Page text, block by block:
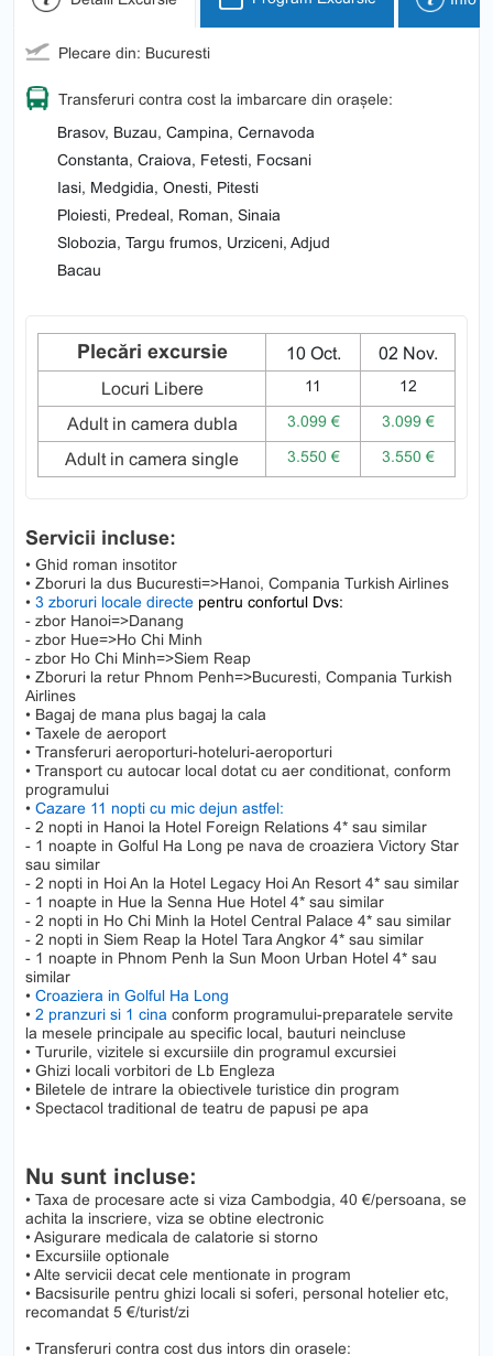
Plecare din: Bucuresti
Transferuri contra cost la imbarcare din orașele:
Brasov, Buzau, Campina, Cernavoda
Constanta, Craiova, Fetesti, Focsani
Iasi, Medgidia, Onesti, Pitesti
Ploiesti, Predeal, Roman, Sinaia
Slobozia, Targu frumos, Urziceni, Adjud
Bacau
Plecări excursie 10 Oct.
02 Nov.
Locuri Libere
11 12
Adult in camera dubla 3.099 € 3.099 €
Adult in camera single 3.550 € 3.550 €
Servicii incluse:
• Ghid roman insotitor
• Zboruri la dus Bucuresti=>Hanoi, Compania Turkish Airlines
• 3 zboruri locale directe pentru confortul Dvs:
- zbor Hanoi=>Danang
- zbor Hue=>Ho Chi Minh
- zbor Ho Chi Minh=>Siem Reap
• Zboruri la retur Phnom Penh=>Bucuresti, Compania Turkish
Airlines
• Bagaj de mana plus bagaj la cala
• Taxele de aeroport
• Transferuri aeroporturi-hoteluri-aeroporturi
• Transport cu autocar local dotat cu aer conditionat, conform
programului
• Cazare 11 nopti cu mic dejun astfel:
- 2 nopti in Hanoi la Hotel Foreign Relations 4* sau similar
- 1 noapte in Golful Ha Long pe nava de croaziera Victory Star
sau similar
- 2 nopti in Hoi An la Hotel Legacy Hoi An Resort 4* sau similar
- 1 noapte in Hue la Senna Hue Hotel 4* sau similar
- 2 nopti in Ho Chi Minh la Hotel Central Palace 4* sau similar
- 2 nopti in Siem Reap la Hotel Tara Angkor 4* sau similar
- 1 noapte in Phnom Penh la Sun Moon Urban Hotel 4* sau
similar
• Croaziera in Golful Ha Long
• 2 pranzuri si 1 cina conform programului-preparatele servite
la mesele principale au specific local, bauturi neincluse
• Tururile, vizitele si excursiile din programul excursiei
• Ghizi locali vorbitori de Lb Engleza
• Biletele de intrare la obiectivele turistice din program
• Spectacol traditional de teatru de papusi pe apa
Nu sunt incluse:
• Taxa de procesare acte si viza Cambodgia, 40 €/persoana, se
achita la inscriere, viza se obtine electronic
• Asigurare medicala de calatorie si storno
• Excursiile optionale
• Alte servicii decat cele mentionate in program
• Bacsisurile pentru ghizi locali si soferi, personal hotelier etc,
recomandat 5 €/turist/zi
• Transferuri contra cost dus intors din orasele: